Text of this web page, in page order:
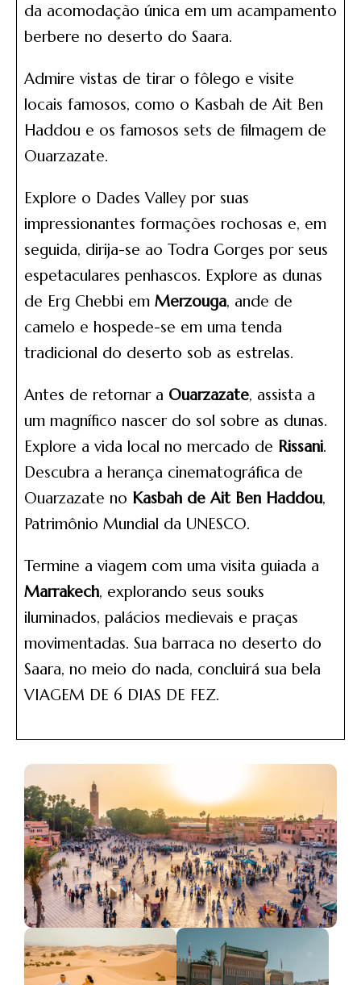
da acomodação única em um acampamento
berbere no deserto do Saara.
Admire vistas de tirar o fôlego e visite
locais famosos, como o Kasbah de Ait Ben
Haddou e os famosos sets de filmagem de
Ouarzazate.
Explore o Dades Valley por suas
impressionantes formações rochosas e, em
seguida, dirija-se ao Todra Gorges por seus
espetaculares penhascos. Explore as dunas
de Erg Chebbi em Merzouga, ande de
camelo e hospede-se em uma tenda
tradicional do deserto sob as estrelas.
Antes de retornar a Ouarzazate, assista a
um magnífico nascer do sol sobre as dunas.
Explore a vida local no mercado de Rissani.
Descubra a herança cinematográfica de
Ouarzazate no Kasbah de Ait Ben Haddou,
Patrimônio Mundial da UNESCO.
Termine a viagem com uma visita guiada a
Marrakech, explorando seus souks
iluminados, palácios medievais e praças
movimentadas. Sua barraca no deserto do
Saara, no meio do nada, concluirá sua bela
VIAGEM DE 6 DIAS DE FEZ.